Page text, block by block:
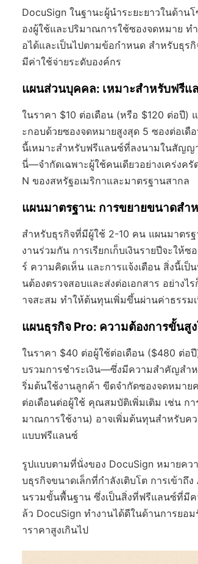
DocuSign ในฐานะผู้นำระยะยาวในด้า
องผู้ใช้และปริมาณการใช้ซองจดหมาย ท
อได้และเป็นไปตามข้อกำหนด สำหรับธุร
มีค่าใช้จ่ายระดับองค์กร
แผนส่วนบุคคล: เหมาะสำหรับฟรีแ
ในราคา $10 ต่อเดือน (หรือ $120 ต่อปี)
ะกอบด้วยซองจดหมายสูงสุด 5 ซองต่อเดื
นี้เหมาะสำหรับฟรีแลนซ์ที่ลงนามในสัญ
นี่—จำกัดเฉพาะผู้ใช้คนเดียวอย่างเคร่ง
N ของสหรัฐอเมริกาและมาตรฐานสากล
แผนมาตรฐาน: การขยายขนาดสำ
สำหรับธุรกิจที่มีผู้ใช้ 2-10 คน แผนมาตร
งานร่วมกัน การเรียกเก็บเงินรายปีจะใ
ร์ ความคิดเห็น และการแจ้งเตือน สิ่งนี้เ
นต้องตรวจสอบและส่งต่อเอกสาร อย่าง
าจสะสม ทำให้ต้นทุนเพิ่มขึ้นผ่านค่าธรรม
แผนธุรกิจ Pro: ความต้องการขั้นสู
ในราคา $40 ต่อผู้ใช้ต่อเดือน ($480 ต่อ
บรวมการชำระเงิน—ซึ่งมีความสำคัญสำ
ริ่มต้นใช้งานลูกค้า ขีดจำกัดซองจดหมา
ต่อเดือนต่อผู้ใช้ คุณสมบัติเพิ่มเติม เช่น ก
มาณการใช้งาน) อาจเพิ่มต้นทุนสำหรับค
แบบฟรีแลนซ์
รูปแบบตามที่นั่งของ DocuSign หมายค
บธุรกิจขนาดเล็กที่กำลังเติบโต การเข้า
นรวมขั้นพื้นฐาน ซึ่งเป็นสิ่งที่ฟรีแลนซ์ที่มีค
ล้ว DocuSign ทำงานได้ดีในด้านการย
าราคาสูงเกินไป